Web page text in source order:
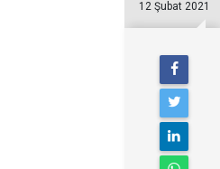
12 Şubat 2021